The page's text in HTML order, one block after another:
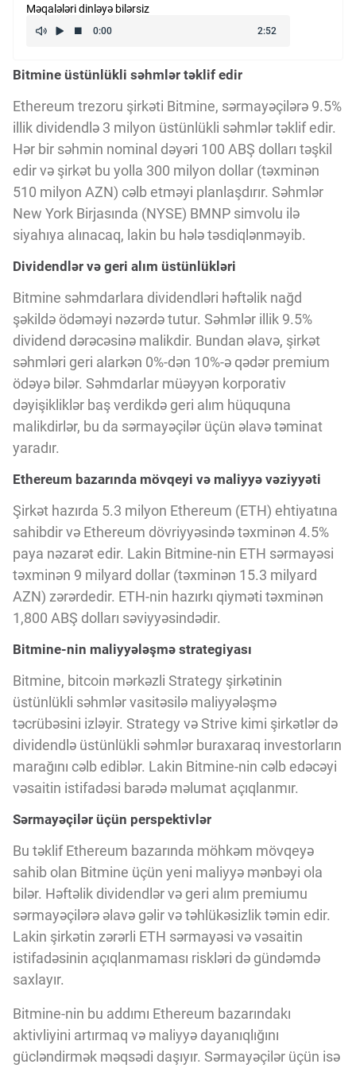
Kriptovalyuta
ÇƏRƏZLƏR SİYASƏTİ
İSTIFADƏ ŞƏRTLƏRİ
MƏXFİLİK SİYASƏTİ
Haqqımızda
Vizyoner Baxışı
Innovasiya Bələdçisi
Gələcəyin Təhlili
Podkastlar
Məqalələri dinləyə bilərsiz
Bitmine üstünlükli səhmlər təklif edir
Ethereum trezoru şirkəti Bitmine, sərmayəçilərə 9.5%
illik dividendlə 3 milyon üstünlükli səhmlər təklif edir.
Hər bir səhmin nominal dəyəri 100 ABŞ dolları təşkil
edir və şirkət bu yolla 300 milyon dollar (təxminən
510 milyon AZN) cəlb etməyi planlaşdırır. Səhmlər
New York Birjasında (NYSE) BMNP simvolu ilə
siyahıya alınacaq, lakin bu hələ təsdiqlənməyib.
Dividendlər və geri alım üstünlükləri
Bitmine səhmdarlara dividendləri həftəlik nağd
şəkildə ödəməyi nəzərdə tutur. Səhmlər illik 9.5%
dividend dərəcəsinə malikdir. Bundan əlavə, şirkət
səhmləri geri alarkən 0%-dən 10%-ə qədər premium
ödəyə bilər. Səhmdarlar müəyyən korporativ
dəyişikliklər baş verdikdə geri alım hüququna
malikdirlər, bu da sərmayəçilər üçün əlavə təminat
yaradır.
Ethereum bazarında mövqeyi və maliyyə vəziyyəti
Şirkət hazırda 5.3 milyon Ethereum (ETH) ehtiyatına
sahibdir və Ethereum dövriyyəsində təxminən 4.5%
paya nəzarət edir. Lakin Bitmine-nin ETH sərmayəsi
təxminən 9 milyard dollar (təxminən 15.3 milyard
AZN) zərərdedir. ETH-nin hazırkı qiyməti təxminən
1,800 ABŞ dolları səviyyəsindədir.
Bitmine-nin maliyyələşmə strategiyası
Bitmine, bitcoin mərkəzli Strategy şirkətinin
üstünlükli səhmlər vasitəsilə maliyyələşmə
təcrübəsini izləyir. Strategy və Strive kimi şirkətlər də
dividendlə üstünlükli səhmlər buraxaraq investorların
marağını cəlb ediblər. Lakin Bitmine-nin cəlb edəcəyi
vəsaitin istifadəsi barədə məlumat açıqlanmır.
Sərmayəçilər üçün perspektivlər
Bu təklif Ethereum bazarında möhkəm mövqeyə
sahib olan Bitmine üçün yeni maliyyə mənbəyi ola
bilər. Həftəlik dividendlər və geri alım premiumu
sərmayəçilərə əlavə gəlir və təhlükəsizlik təmin edir.
Lakin şirkətin zərərli ETH sərmayəsi və vəsaitin
istifadəsinin açıqlanmaması riskləri də gündəmdə
saxlayır.
Bitmine-nin bu addımı Ethereum bazarındakı
aktivliyini artırmaq və maliyyə dayanıqlığını
gücləndirmək məqsədi daşıyır. Sərmayəçilər üçün isə